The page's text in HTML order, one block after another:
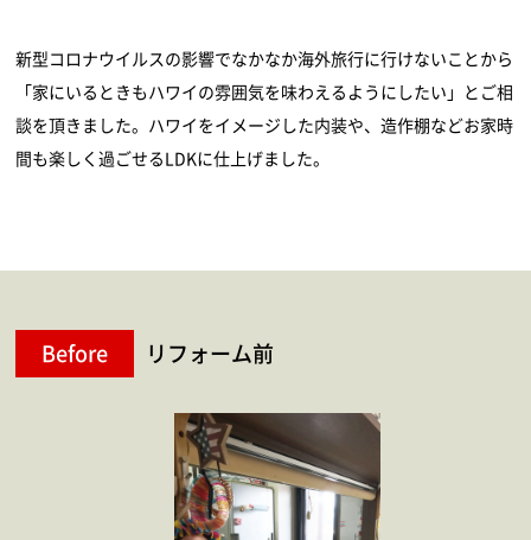
新型コロナウイルスの影響でなかなか海外旅行に行けないことから
「家にいるときもハワイの雰囲気を味わえるようにしたい」とご相
談を頂きました。ハワイをイメージした内装や、造作棚などお家時
間も楽しく過ごせるLDKに仕上げました。
Before リフォーム前